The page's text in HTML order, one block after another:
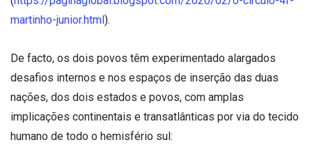
martinho-junior.html).
De facto, os dois povos têm experimentado alargados
desafios internos e nos espaços de inserção das duas
nações, dos dois estados e povos, com amplas
implicações continentais e transatlânticas por via do tecido
humano de todo o hemisfério sul: